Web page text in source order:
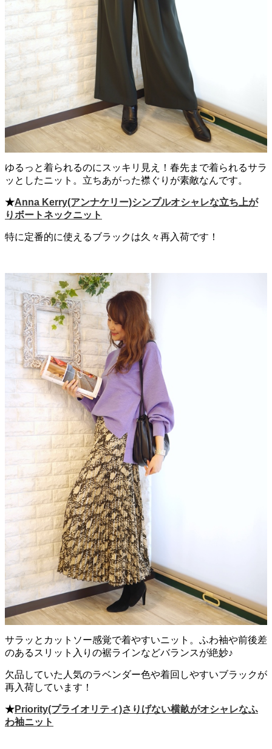
ゆるっと着られるのにスッキリ見え！春先まで着られるサラ
ッとしたニット。立ちあがった襟ぐりが素敵なんです。
★Anna Kerry(アンナケリー)シンプルオシャレな立ち上が
りボートネックニット
特に定番的に使えるブラックは久々再入荷です！
サラッとカットソー感覚で着やすいニット。ふわ袖や前後差
のあるスリット入りの裾ラインなどバランスが絶妙♪
欠品していた人気のラベンダー色や着回しやすいブラックが
再入荷しています！
★Priority(プライオリティ)さりげない横畝がオシャレなふ
わ袖ニット